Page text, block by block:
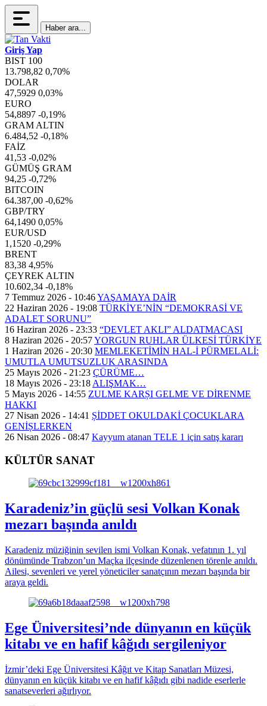
Haber ara...
Giriş Yap
BIST 100
13.798,82 0,70%
DOLAR
47,5929 0,03%
EURO
54,8897 -0,19%
GRAM ALTIN
6.484,52 -0,18%
FAİZ
41,53 -0,02%
GÜMÜŞ GRAM
94,25 -0,72%
BITCOIN
64.387,00 -0,62%
GBP/TRY
64,1490 0,05%
EUR/USD
1,1520 -0,29%
BRENT
83,38 4,95%
ÇEYREK ALTIN
10.602,34 -0,18%
7 Temmuz 2026 - 10:46YAŞAMAYA DAİR
22 Haziran 2026 - 19:08 TÜRKİYE’NİN “DEMOKRASİ VE
ADALET SORUNU”
16 Haziran 2026 - 23:33 “DEVLET AKLI” ALDATMACASI
8 Haziran 2026 - 20:57YORGUN RUHLAR ÜLKESİ TÜRKİYE
1 Haziran 2026 - 20:30 MEMLEKETİMİN HAL-İ PÜRMELALİ:
UMUTLA UMUTSUZLUK ARASINDA
25 Mayıs 2026 - 21:23 ÇÜRÜME…
18 Mayıs 2026 - 23:18 ALIŞMAK…
5 Mayıs 2026 - 14:55 ZULME KARȘI GELME VE DİRENME
HAKKI
27 Nisan 2026 - 14:41 ȘİDDET OKULDAKİ ÇOCUKLARA
GENİȘLERKEN
26 Nisan 2026 - 08:47 Kayyum atanan TELE 1 için satış kararı
KÜLTÜR SANAT
Karadeniz’in güçlü sesi Volkan Konak
mezarı başında anıldı
Karadeniz müziğinin sevilen ismi Volkan Konak, vefatının 1. yıl
dönümünde Trabzon’un Maçka ilçesinde düzenlenen törenle anıldı.
Ailesi, sevenleri ve yerel yöneticiler sanatçının mezarı başında bir
araya geldi.
Ege Üniversitesi’nde dünyanın en küçük
kitabı ve en hafif kâğıdı sergileniyor
İzmir’deki Ege Üniversitesi Kâğıt ve Kitap Sanatları Müzesi,
dünyanın en küçük kitabı ve en hafif kâğıdı gibi nadide eserlerle
sanatseverleri ağırlıyor.